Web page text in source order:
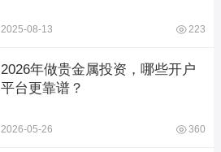
2025-08-13 223
2026年做贵金属投资，哪些开户
平台更靠谱？
2026-05-26 360